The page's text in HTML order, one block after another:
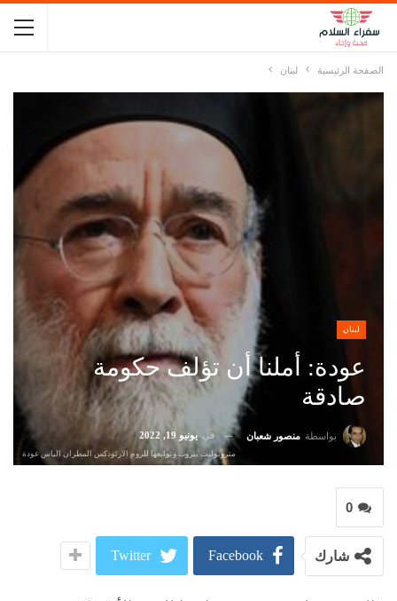
الصفحة الرئيسية لبنان
لبنان
عودة: أملنا أن تؤلف حكومة
صادقة
بواسطة منصور شعبان في يونيو 19, 2022
متروبوليت بيروت وتوابعها للروم الارثوذكس المطران الياس عودة
0
شارك Facebook
Twitter